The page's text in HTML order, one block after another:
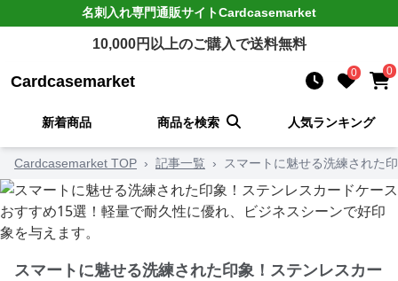
名刺入れ専門通販サイトCardcasemarket
10,000円以上のご購入で送料無料
Cardcasemarket 0 0
新着商品 商品を検索 人気ランキング
Cardcasemarket TOP › 記事一覧 › スマートに魅せる洗練された
スマートに魅せる洗練された印象！ステンレスカー